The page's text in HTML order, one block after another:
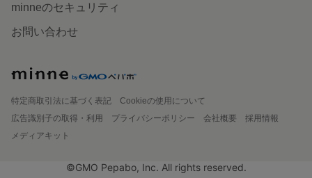
minneのセキュリティ
お問い合わせ
特定商取引法に基づく表記
Cookieの使用について
広告識別子の取得・利用
プライバシーポリシー 会社概要
採用情報
メディアキット
©GMO Pepabo, Inc. All rights reserved.